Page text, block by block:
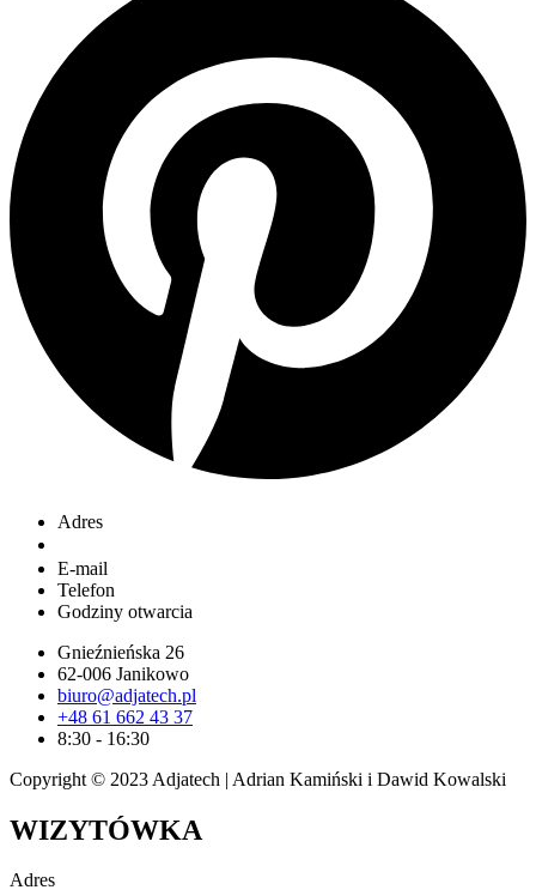
Adres
E-mail
Telefon
Godziny otwarcia
Gnieźnieńska 26
62-006 Janikowo
biuro@adjatech.pl
+48 61 662 43 37
8:30 - 16:30
Copyright © 2023 Adjatech | Adrian Kamiński i Dawid Kowalski
WIZYTÓWKA
Adres